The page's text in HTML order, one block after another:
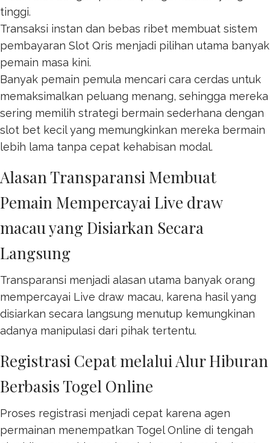
tinggi.
Transaksi instan dan bebas ribet membuat sistem
pembayaran Slot Qris menjadi pilihan utama banyak
pemain masa kini.
Banyak pemain pemula mencari cara cerdas untuk
memaksimalkan peluang menang, sehingga mereka
sering memilih strategi bermain sederhana dengan
slot bet kecilyang memungkinkan mereka bermain
lebih lama tanpa cepat kehabisan modal.
Alasan Transparansi Membuat
Pemain Mempercayai Live draw
macau yang Disiarkan Secara
Langsung
Transparansi menjadi alasan utama banyak orang
mempercayai Live draw macau, karena hasil yang
disiarkan secara langsung menutup kemungkinan
adanya manipulasi dari pihak tertentu.
Registrasi Cepat melalui Alur Hiburan
Berbasis Togel Online
Proses registrasi menjadi cepat karena agen
permainan menempatkan Togel Online di tengah